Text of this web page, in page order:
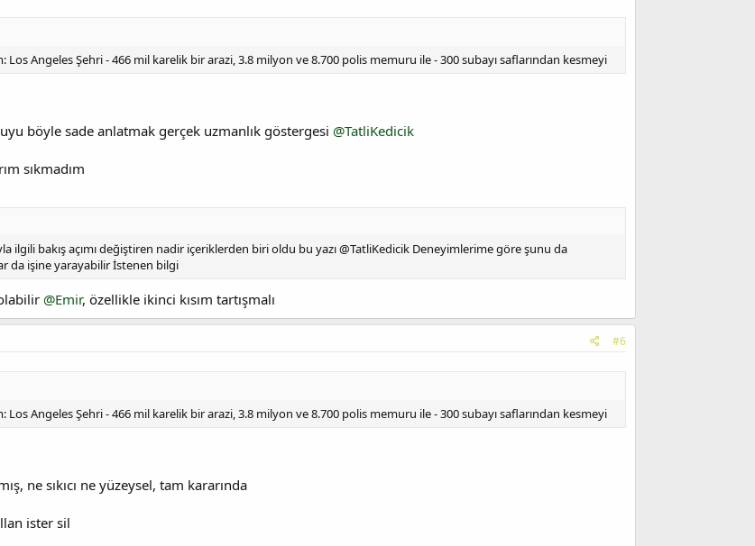
Angeles Şehri - 466 mil karelik bir arazi, 3.8 milyon ve 8.700 polis memuru ile - 300 subayı saflarından kesmeyi
böyle sade anlatmak gerçek uzmanlık göstergesi @TatliKedicik
sıkmadım
ilgili bakış açımı değiştiren nadir içeriklerden biri oldu bu yazı @TatliKedicik Deneyimlerime göre şunu da
da işine yarayabilir İstenen bilgi
@Emir, özellikle ikinci kısım tartışmalı
#6
Angeles Şehri - 466 mil karelik bir arazi, 3.8 milyon ve 8.700 polis memuru ile - 300 subayı saflarından kesmeyi
ne sıkıcı ne yüzeysel, tam kararında
ister sil